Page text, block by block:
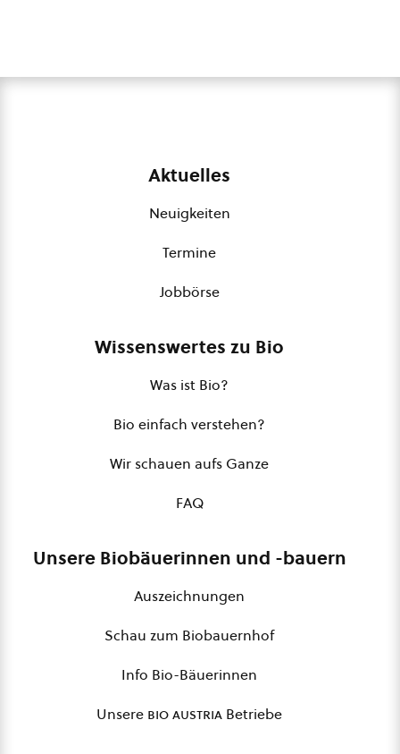
Aktuelles
Neuigkeiten
Termine
Jobbörse
Wissenswertes zu Bio
Was ist Bio?
Bio einfach verstehen?
Wir schauen aufs Ganze
FAQ
Unsere Biobäuerinnen und -bauern
Auszeichnungen
Schau zum Biobauernhof
Info Bio-Bäuerinnen
Unsere bio austria Betriebe